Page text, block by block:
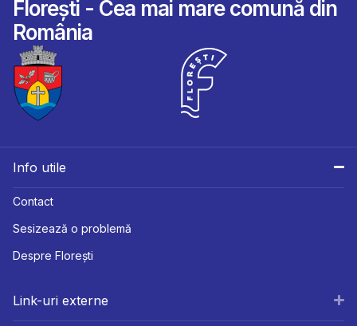
Florești - Cea mai mare comună din
România
Info utile
Contact
Sesizează o problemă
Despre Florești
Link-uri externe